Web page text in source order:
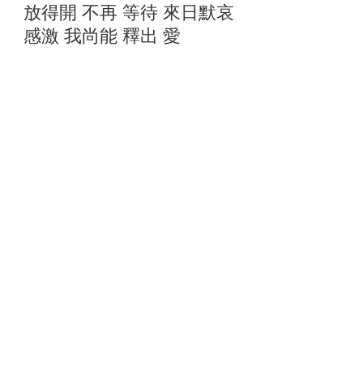
放得開 不再 等待 來日默哀
感激 我尚能 釋出 愛